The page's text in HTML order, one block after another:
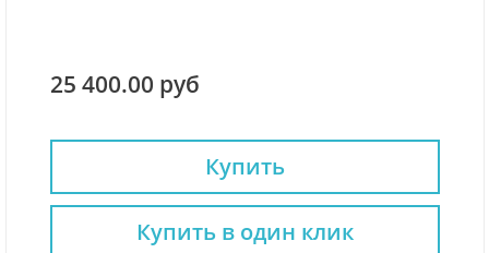
25 400.00 руб
Купить
Купить в один клик